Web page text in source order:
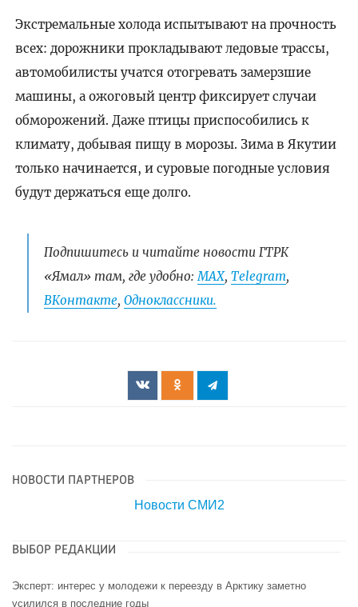
Экстремальные холода испытывают на прочность
всех: дорожники прокладывают ледовые трассы,
автомобилисты учатся отогревать замерзшие
машины, а ожоговый центр фиксирует случаи
обморожений. Даже птицы приспособились к
климату, добывая пищу в морозы. Зима в Якутии
только начинается, и суровые погодные условия
будут держаться еще долго.
Подпишитесь и читайте новости ГТРК
«Ямал» там, где удобно: МАХ, Telegram,
ВКонтакте, Одноклассники.
НОВОСТИ ПАРТНЕРОВ
Новости СМИ2
ВЫБОР РЕДАКЦИИ
Эксперт: интерес у молодежи к переезду в Арктику заметно
усилился в последние годы